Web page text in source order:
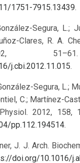
1751-7915.13439.
Segura, L.;
Clares, R. A.
j.cbi.2012.11.015.
Segura, L.;
C.; Martínez-
2012, 158,
pp.112.194514.
J. J. Arch.
doi.org/10.1016/